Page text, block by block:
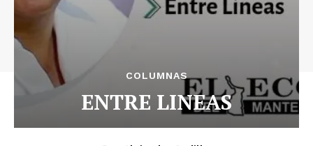
COLUMNAS
ENTRE LINEAS